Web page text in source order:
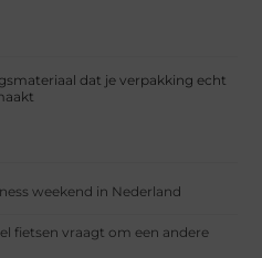
dat je verpakking echt
weekend in Nederland
fietsen vraagt om een andere